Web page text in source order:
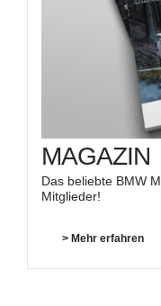
MAGAZIN
Das beliebte BMW
Mitglieder!
> Mehr erfahren